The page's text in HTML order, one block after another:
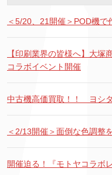
＜5/20、21開催＞POD機で
【印刷業界の皆様へ】大
コラボイベント開催
中古機高価買取！！ ヨシ
＜2/13開催＞面倒な色調整
開催迫る！『モトヤコラボ